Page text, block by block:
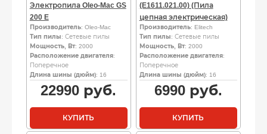
Электропила Oleo-Mac GS
200 E
Производитель: Oleo-Mac
Тип пилы: Сетевые пилы
Мощность, Вт: 2000
Расположение двигателя:
Поперечное
Длина шины (дюйм): 16
22990 руб.
КУПИТЬ
(E1611.021.00) (Пила
цепная электрическая)
Производитель: Elitech
Тип пилы: Сетевые пилы
Мощность, Вт: 2000
Расположение двигателя:
Поперечное
Длина шины (дюйм): 16
6990руб.
КУПИТЬ